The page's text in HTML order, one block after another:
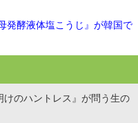
発酵液体塩こうじ』が韓国で
のハントレス』が問う生の